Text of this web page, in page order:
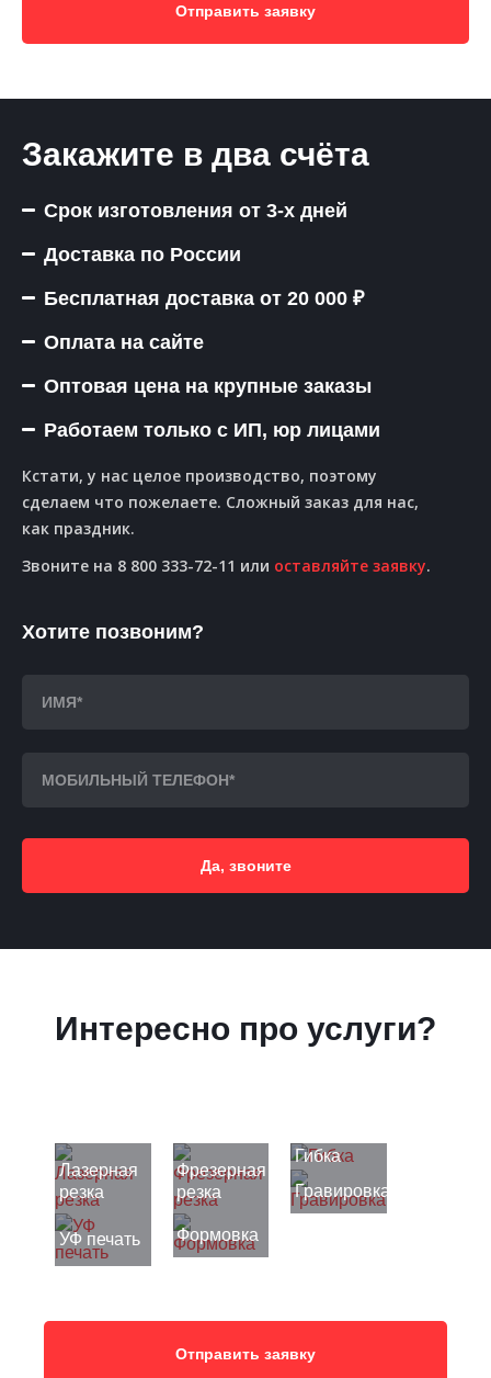
Отправить заявку
Закажите в два счёта
Срок изготовления от 3-х дней
Доставка по России
Бесплатная доставка от 20 000 ₽
Оплата на сайте
Оптовая цена на крупные заказы
Работаем только с ИП, юр лицами
Кстати, у нас целое производство, поэтому
сделаем что пожелаете. Сложный заказ для нас,
как праздник.
Звоните на 8 800 333-72-11 или оставляйте заявку.
Хотите позвоним?
Да, звоните
Интересно про услуги?
Лазерная
резка
Фрезерная
резка
Гибка
Гравировка
УФ печать Формовка
Отправить заявку